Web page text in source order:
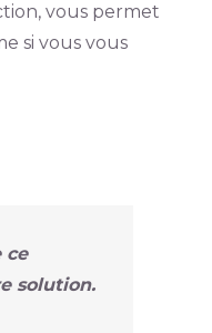
vous permet
si vous vous
ce
solution.